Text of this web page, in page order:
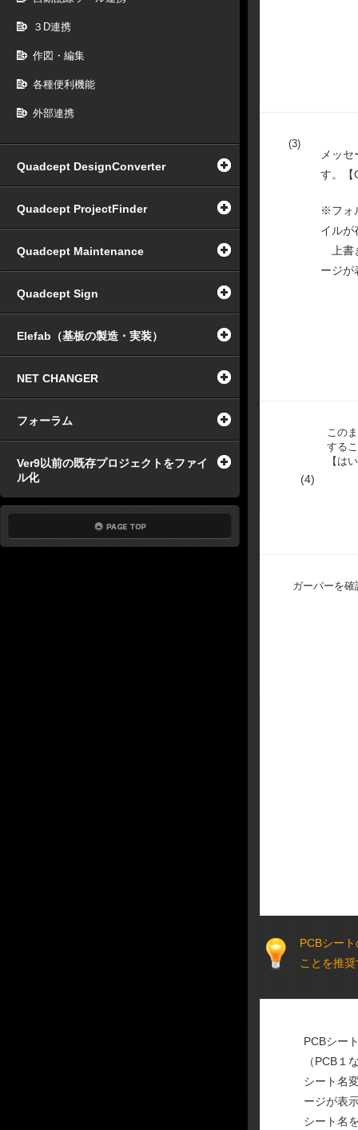
３D連携
作図・編集
各種便利機能
外部連携
Quadcept DesignConverter
Quadcept ProjectFinder
Quadcept Maintenance
Quadcept Sign
Elefab（基板の製造・実装）
NET CHANGER
フォーラム
Ver9以前の既存プロジェクトをファイ
ル化
(3)
メッ
す。【
※フォ
イルが
上書
ージが
(4)
この
する
【は
ガーバーを
PCBシー
ことを推
PCBシー
（PCB１
シート名
ージが表
シート名